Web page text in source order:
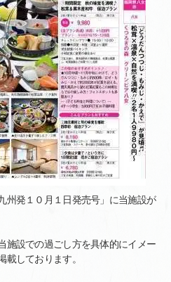
州発１０月１日発売号」に当施設が
施設での過ごし方を具体的にイメー
しております。